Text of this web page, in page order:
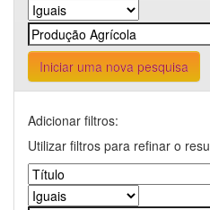
Iniciar uma nova pesquisa
Adicionar filtros:
Utilizar filtros para refinar o